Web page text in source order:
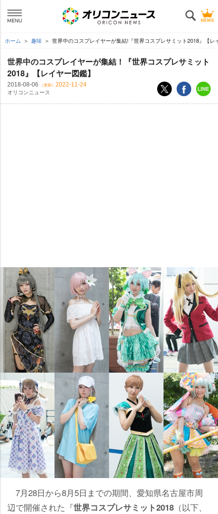
ホーム 趣味 世界中のコスプレイヤーが集結!『世界コスプレサミット2018』【レ
世界中のコスプレイヤーが集結！『世界コスプレサミット
2018』【レイヤー図鑑】
2018-08-06 （更新） 2022-11-24
オリコンニュース
7月28日から8月5日までの期間、愛知県名古屋市周
辺で開催された『世界コスプレサミット2018 （以下、